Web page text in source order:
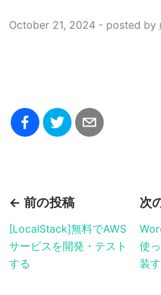
October 21, 2024 - posted by
← 前の投稿
[LocalStack]無料でAWS
サービスを開発・テスト
する
次
使
装